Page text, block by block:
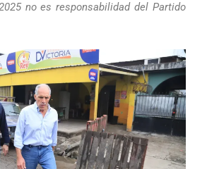
no es responsabilidad del Partido